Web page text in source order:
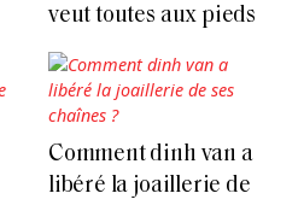
veut toutes aux pieds
Comment dinh van a
libéré la joaillerie de